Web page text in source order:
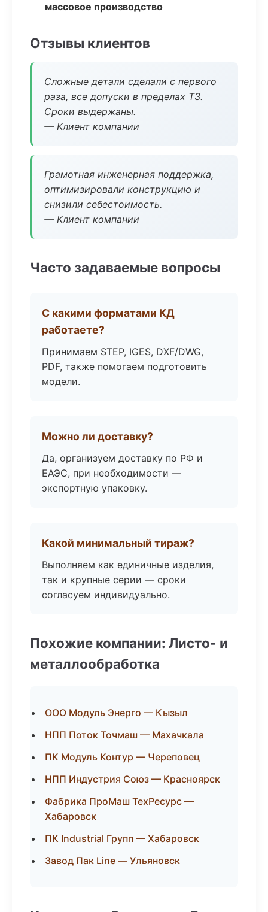
массовое производство
Отзывы клиентов
Сложные детали сделали с первого
раза, все допуски в пределах ТЗ.
Сроки выдержаны.
— Клиент компании
Грамотная инженерная поддержка,
оптимизировали конструкцию и
снизили себестоимость.
— Клиент компании
Часто задаваемые вопросы
С какими форматами КД
работаете?
Принимаем STEP, IGES, DXF/DWG,
PDF, также помогаем подготовить
модели.
Можно ли доставку?
Да, организуем доставку по РФ и
ЕАЭС, при необходимости —
экспортную упаковку.
Какой минимальный тираж?
Выполняем как единичные изделия,
так и крупные серии — сроки
согласуем индивидуально.
Похожие компании: Листо- и
металлообработка
ООО Модуль Энерго — Кызыл
НПП Поток Точмаш — Махачкала
ПК Модуль Контур — Череповец
НПП Индустрия Союз — Красноярск
Фабрика ПроМаш ТехРесурс —
Хабаровск
ПК Industrial Групп — Хабаровск
Завод Пак Line — Ульяновск